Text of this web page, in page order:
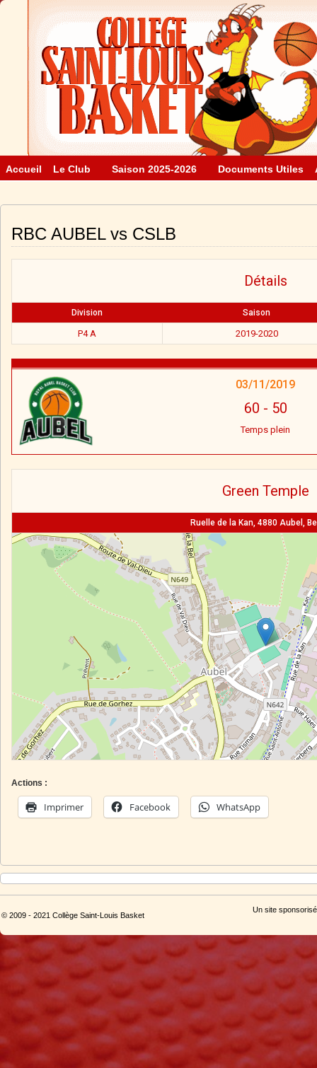
Accueil Le Club Saison 2025-2026 Documents Utiles
RBC AUBEL vs CSLB
Détails
Division Saison
P4 A 2019-2020
03/11/2019
60 - 50
Temps plein
Green Temple
Ruelle de la Kan, 4880 Aubel,
Actions :
Imprimer Facebook WhatsApp
© 2009 - 2021 Collège Saint-Louis Basket
Un site